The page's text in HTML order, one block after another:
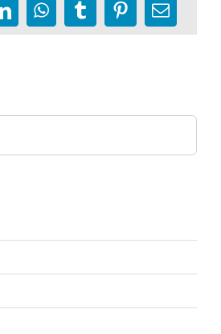
LinkedInWhatsApp
TumblrPinterest
E-